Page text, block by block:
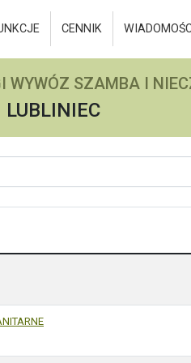
CENNIK
WYWÓZ SZAMBA I
LUBLINIEC